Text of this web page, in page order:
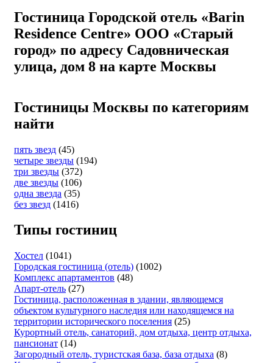
Гостиница Городской отель «Barin
Residence Centre» ООО «Старый
город» по адресу Садовническая
улица, дом 8 на карте Москвы
Гостиницы Москвы по категориям
найти
пять звезд (45)
четыре звезды (194)
три звезды (372)
две звезды (106)
одна звезда (35)
без звезд (1416)
Типы гостиниц
Хостел (1041)
Городская гостиница (отель) (1002)
Комплекс апартаментов (48)
Апарт-отель (27)
Гостиница, расположенная в здании, являющемся
объектом культурного наследия или находящемся на
территории исторического поселения (25)
Курортный отель, санаторий, дом отдыха, центр отдыха,
пансионат (14)
Загородный отель, туристская база, база отдыха (8)